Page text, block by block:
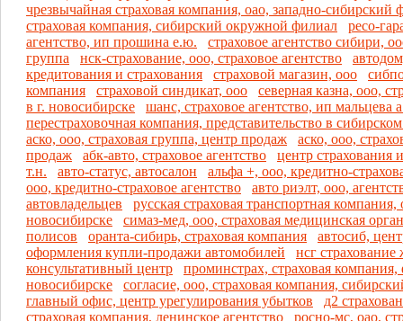
чрезвычайная страховая компания, оао, западно-сибирский
страховая компания, сибирский окружной филиал
ресо-
агентство, ип прошина е.ю.
страховое агентство сибири,
группа
нск-страхование, ооо, страховое агентство
кредитования и страхования
страховой магазин, ооо
компания
страховой синдикат, ооо
северная казна, ооо,
в г. новосибирске
шанс, страховое агентство, ип мальцева
перестраховочная компания, представительство в
аско, ооо, страховая группа, центр продаж
аско, ооо,
продаж
абк-авто, страховое агентство
центр страхования
т.н.
авто-статус, автосалон
альфа +, ооо, кредитно-
ооо, кредитно-страховое агентство
авто риэлт, ооо,
автовладельцев
русская страховая транспортная
новосибирске
симаз-мед, ооо, страховая медицинская
полисов
оранта-сибирь, страховая компания
автосиб,
оформления купли-продажи автомобилей
нсг
консультативный центр
проминстрах, страховая компания,
новосибирске
согласие, ооо, страховая компания,
главный офис, центр урегулирования убытков
д2
страховая компания, ленинское агентство
росно-мс, оао,